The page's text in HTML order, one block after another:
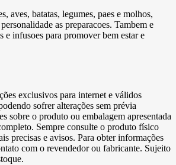
aves, batatas, legumes, paes e molhos,
as preparacoes. Tambem e
e infusoes para promover bem estar e
exclusivos para internet e válidos
sofrer alterações sem prévia
sobre o produto ou embalagem apresentada
Sempre consulte o produto físico
precisas e avisos. Para obter informações
com o revendedor ou fabricante. Sujeito